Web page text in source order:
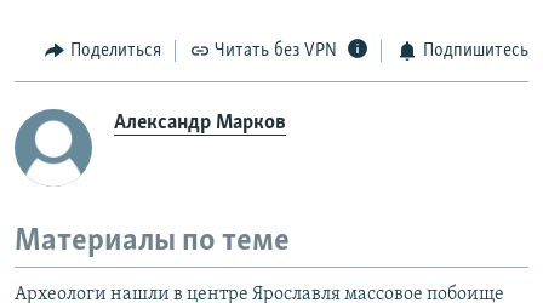
Поделиться Читать без VPN Подпишитесь
Александр Марков
Материалы по теме
Археологи нашли в центре Ярославля массовое побоище